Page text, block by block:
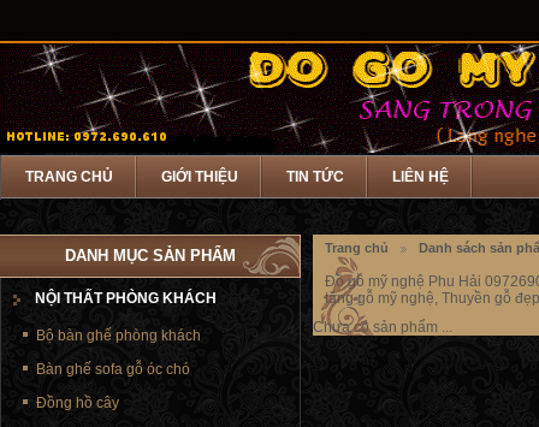
TRANG CHỦ GIỚI THIỆU TIN TỨC LIÊN HỆ
Trang chủ Danh sách sản
Đồ gỗ mỹ nghệ Phu Hải
tặng gỗ mỹ nghệ, Thuyền gỗ
Chưa có sản phẩm ...
DANH MỤC SẢN PHẨM
NỘI THẤT PHÒNG KHÁCH
Bộ bàn ghế phòng khách
Bàn ghế sofa gỗ óc chó
Đồng hồ cây